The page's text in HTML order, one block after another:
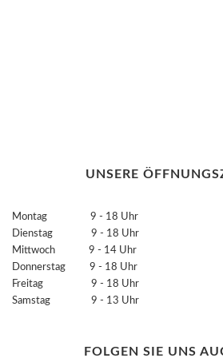
UNSERE
Montag 9 - 18 Uhr
Dienstag 9 - 18 Uhr
Mittwoch 9 - 14 Uhr
Donnerstag 9 - 18 Uhr
Freitag 9 - 18 Uhr
Samstag 9 - 13 Uhr
FOLGEN SIE UNS